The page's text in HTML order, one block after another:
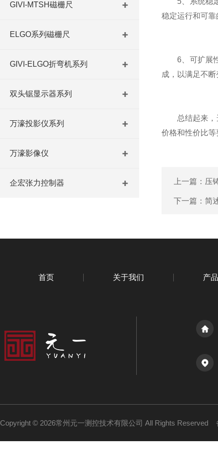
GIVI-MTSH磁栅尺
ELGO系列磁栅尺
GIVI-ELGO折弯机系列
双头锯显示器系列
万濠投影仪系列
万濠影像仪
企宏张力控制器
稳定运行和可
6、可扩展性
成，以满足不
总结起来，选
价格和性价比
上一篇： 压
下一篇： 简
首页 关于我们 产
Copyright © 2026常州元一测控技术有限公司 All Rights Reserved